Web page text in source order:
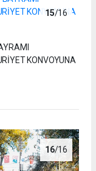
15/16
KONVOYUNA
16/16